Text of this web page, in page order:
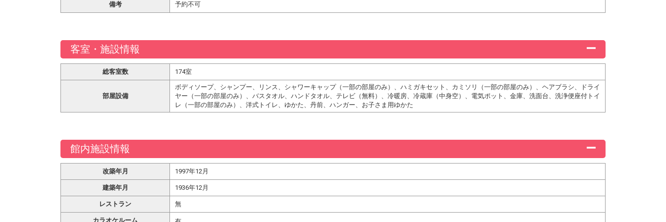
備考 予約不可
客室・施設情報
総客室数 174室
部屋設備
ボディソープ、シャンプー、リンス、シャワーキャップ（一部の部屋のみ）、ハミガキセット、カミソリ（一部の部屋のみ）、ヘアブラシ、ドライ
ヤー（一部の部屋のみ）、バスタオル、ハンドタオル、テレビ（無料）、冷暖房、冷蔵庫（中身空）、電気ポット、金庫、洗面台、洗浄便座付トイ
レ（一部の部屋のみ）、洋式トイレ、ゆかた、丹前、ハンガー、お子さま用ゆかた
館内施設情報
改築年月 1997年12月
建築年月 1936年12月
レストラン 無
カラオケルーム